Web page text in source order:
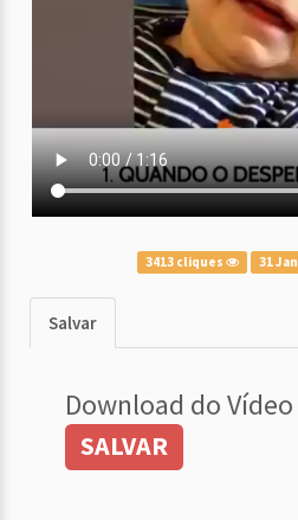
3413 cliques 31 Jan
Salvar
Download do Vídeo
SALVAR